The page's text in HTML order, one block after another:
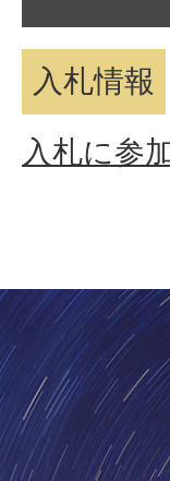
入札情報
入札に参